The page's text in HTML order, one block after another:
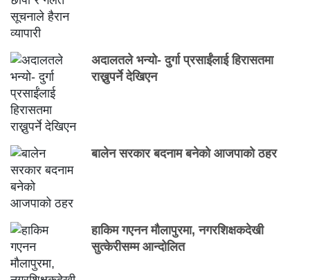
अदालतले भन्यो- दुर्गा प्रसाईंलाई हिरासतमा
राख्नुपर्ने देखिएन
बालेन सरकार बदनाम बनेको आजपाको ठहर
हाकिम गएनन मौलापुरमा, नगरशिक्षकदेखी
सुत्केरीसम्म आन्दोलित